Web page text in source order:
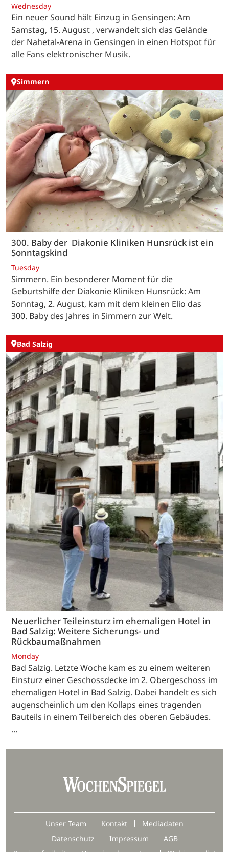
Wednesday
Ein neuer Sound hält Einzug in Gensingen: Am
Samstag, 15. August , verwandelt sich das Gelände
der Nahetal-Arena in Gensingen in einen Hotspot für
alle Fans elektronischer Musik.
Simmern
300. Baby der Diakonie Kliniken Hunsrück ist ein
Sonntagskind
Tuesday
Simmern. Ein besonderer Moment für die
Geburtshilfe der Diakonie Kliniken Hunsrück: Am
Sonntag, 2. August, kam mit dem kleinen Elio das
300. Baby des Jahres in Simmern zur Welt.
Bad Salzig
Neuerlicher Teileinsturz im ehemaligen Hotel in
Bad Salzig: Weitere Sicherungs- und
Rückbaumaßnahmen
Monday
Bad Salzig. Letzte Woche kam es zu einem weiteren
Einsturz einer Geschossdecke im 2. Obergeschoss im
ehemaligen Hotel in Bad Salzig. Dabei handelt es sich
augenscheinlich um den Kollaps eines tragenden
Bauteils in einem Teilbereich des oberen Gebäudes.
…
Unser Team Kontakt
Mediadaten
Datenschutz
Impressum
AGB